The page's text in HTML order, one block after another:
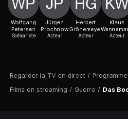
Regarder la TV en direct /
Films en streaming / Guerre / Das
Wolfgang
Petersen
Scénariste
Jürgen
Prochnow
Acteur
Herbert
Grönemeyer
Acteur
Klaus
Acteur